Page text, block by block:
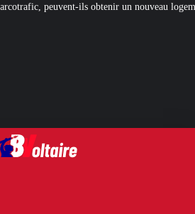
nouveau logement social ? [L’ÉTÉ BV]